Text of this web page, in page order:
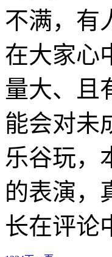
不满，有
在大家心
量大、且
能会对未
乐谷玩，
的表演，
长在评论